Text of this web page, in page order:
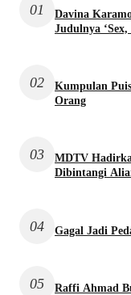
01
Davina
Judulnya
02
Kumpulan
Orang
03
MDTV
Dibintangi
04 Gagal Jadi
05 Raffi Ahmad